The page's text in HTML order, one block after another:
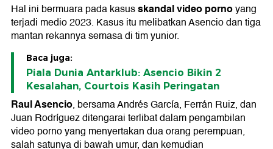
Hal ini bermuara pada kasusskandal video pornoyang
terjadi medio 2023. Kasus itu melibatkan Asencio dan tiga
mantan rekannya semasa di tim yunior.
Baca juga:
Piala Dunia Antarklub: Asencio Bikin 2
Kesalahan, Courtois Kasih Peringatan
Raul Asencio, bersama Andrés García, Ferrán Ruiz, dan
Juan Rodríguez ditengarai terlibat dalam pengambilan
video porno yang menyertakan dua orang perempuan,
salah satunya di bawah umur, dan kemudian